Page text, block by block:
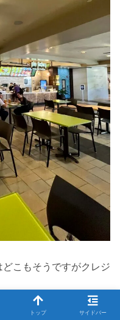
こもそうですがクレジ
トップ サイドバー